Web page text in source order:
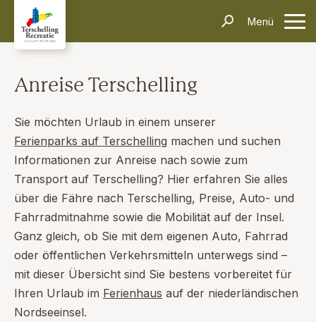
Menü
Kontakt
Unterkünfte
Informationen
Häufig gestellte Fragen
Anreise & Transport
Dörfer & Einkaufen
Aktivitäten & Tipps
Über Terschelling
Inselerlebnisse
Kontakt
Suchen und Buchen
Anreise Terschelling
Sie möchten Urlaub in einem unserer
Ferienparks auf Terschelling machen und suchen
Informationen zur Anreise nach sowie zum
Transport auf Terschelling? Hier erfahren Sie alles
über die Fähre nach Terschelling, Preise, Auto- und
Fahrradmitnahme sowie die Mobilität auf der Insel.
Ganz gleich, ob Sie mit dem eigenen Auto, Fahrrad
oder öffentlichen Verkehrsmitteln unterwegs sind –
mit dieser Übersicht sind Sie bestens vorbereitet für
Ihren Urlaub im Ferienhaus auf der niederländischen
Nordseeinsel.